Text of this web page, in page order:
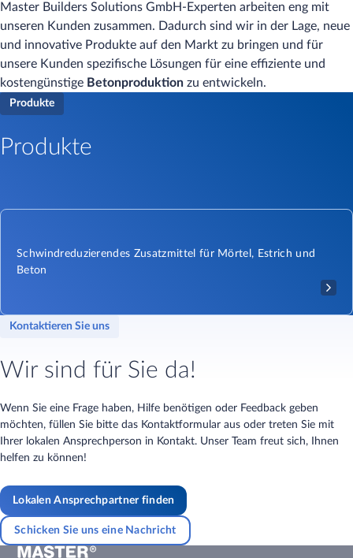
Master Builders Solutions GmbH-Experten arbeiten eng mit
unseren Kunden zusammen. Dadurch sind wir in der Lage, neue
und innovative Produkte auf den Markt zu bringen und für
unsere Kunden spezifische Lösungen für eine effiziente und
kostengünstige Betonproduktion zu entwickeln.
Produkte
Produkte
Schwindreduzierendes Zusatzmittel für Mörtel, Estrich und
Beton
Kontaktieren Sie uns
Wir sind für Sie da!
Wenn Sie eine Frage haben, Hilfe benötigen oder Feedback geben
möchten, füllen Sie bitte das Kontaktformular aus oder treten Sie mit
Ihrer lokalen Ansprechperson in Kontakt. Unser Team freut sich, Ihnen
helfen zu können!
Lokalen Ansprechpartner finden
Schicken Sie uns eine Nachricht